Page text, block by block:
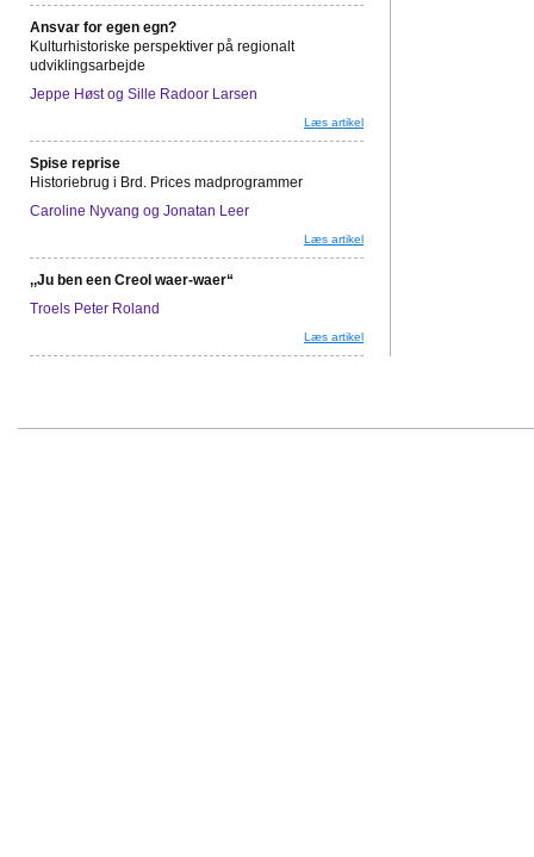
Ansvar for egen egn?
Kulturhistoriske perspektiver på regionalt
udviklingsarbejde
Jeppe Høst og Sille Radoor Larsen
Læs artikel
Spise reprise
Historiebrug i Brd. Prices madprogrammer
Caroline Nyvang og Jonatan Leer
Læs artikel
,,Ju ben een Creol waer-waer“
Troels Peter Roland
Læs artikel